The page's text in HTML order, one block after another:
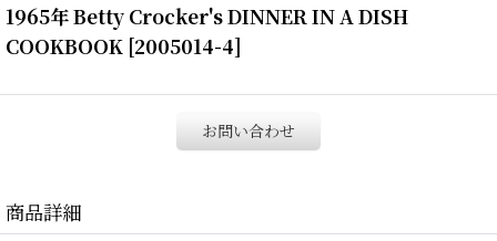
1965年 Betty Crocker's DINNER IN A DISH
COOKBOOK [2005014-4]
お問い合わせ
商品詳細